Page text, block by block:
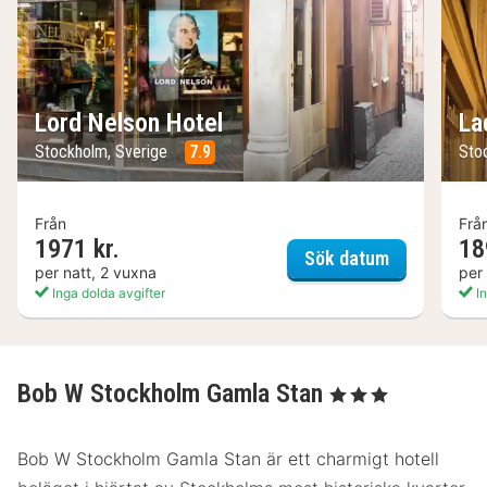
Lord Nelson Hotel
Stockholm, Sverige 7.9
Från
1971 kr.
per natt, 2 vuxna
Inga dolda avgifter
Sök datumLord
per
Bob W Stockholm Gamla Stan , 3 Stjärnor
Bob W Stockholm Gamla Stan är ett charmigt hotell